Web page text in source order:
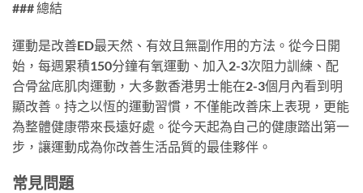
### 總結
運動是改善ED最天然、有效且無副作用的方法。從今日開
始，每週累積150分鐘有氧運動、加入2-3次阻力訓練、配
合骨盆底肌肉運動，大多數香港男士能在2-3個月內看到明
顯改善。持之以恆的運動習慣，不僅能改善床上表現，更能
為整體健康帶來長遠好處。從今天起為自己的健康踏出第一
步，讓運動成為你改善生活品質的最佳夥伴。
常見問題